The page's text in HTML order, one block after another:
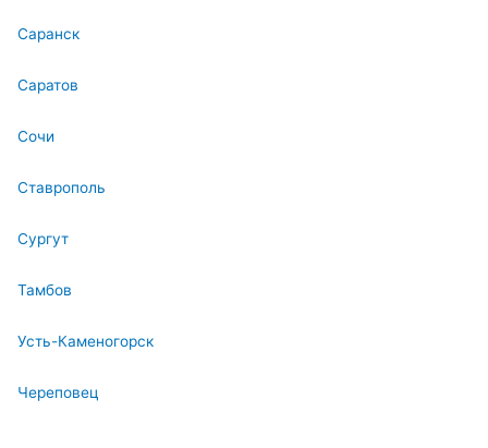
Саранск
Саратов
Сочи
Ставрополь
Сургут
Тамбов
Усть-Каменогорск
Череповец